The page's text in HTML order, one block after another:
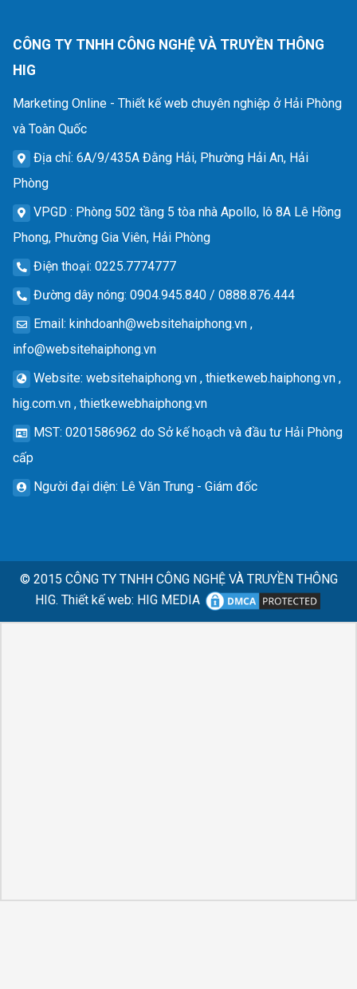
CÔNG TY TNHH CÔNG NGHỆ VÀ TRUYỀN THÔNG
HIG
Marketing Online - Thiết kế web chuyên nghiệp ở Hải Phòng
và Toàn Quốc
Địa chỉ: 6A/9/435A Đằng Hải, Phường Hải An, Hải
Phòng
VPGD : Phòng 502 tầng 5 tòa nhà Apollo, lô 8A Lê Hồng
Phong, Phường Gia Viên, Hải Phòng
Điện thoại: 0225.7774777
Đường dây nóng: 0904.945.840 / 0888.876.444
Email: kinhdoanh@websitehaiphong.vn ,
info@websitehaiphong.vn
Website: websitehaiphong.vn , thietkeweb.haiphong.vn ,
hig.com.vn , thietkewebhaiphong.vn
MST: 0201586962 do Sở kế hoạch và đầu tư Hải Phòng
cấp
Người đại diện: Lê Văn Trung - Giám đốc
© 2015 CÔNG TY TNHH CÔNG NGHỆ VÀ TRUYỀN THÔNG
HIG. Thiết kế web: HIG MEDIA